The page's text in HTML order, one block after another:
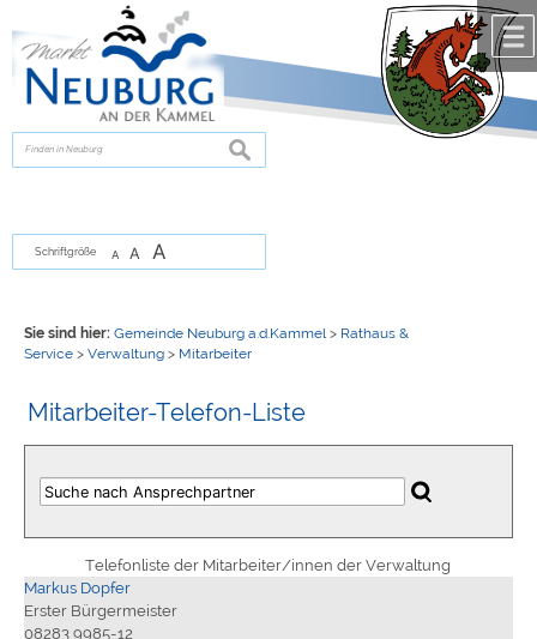
zur Navigationoder
springen.
suchen
Schriftgröße A A A
Sie sind hier: Gemeinde Neuburg a.d.Kammel > Rathaus &
Service> Verwaltung> Mitarbeiter
Mitarbeiter-Telefon-Liste
Telefonliste der Mitarbeiter/innen der Verwaltung
Markus Dopfer
Erster Bürgermeister
08283 9985-12